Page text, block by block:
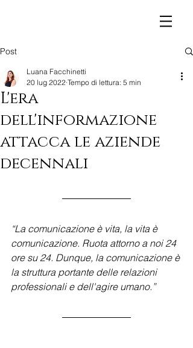
Post
L'era
dell'informazione
attacca le aziende
decennali
Luana Facchinetti
20 lug 2022 Tempo di lettura: 5 min
“La comunicazione è vita, la vita è
comunicazione. Ruota attorno a noi 24
ore su 24. Dunque, la comunicazione è
la struttura portante delle relazioni
professionali e dell'agire umano.”